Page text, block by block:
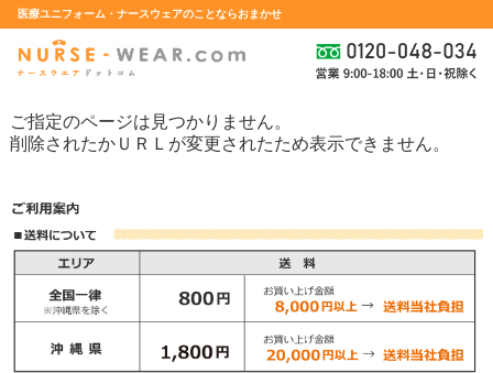
医療ユニフォーム・ナースウェアのことならおまかせ
ご指定のページは見つかりません。
削除されたかＵＲＬが変更されたため表示できません。